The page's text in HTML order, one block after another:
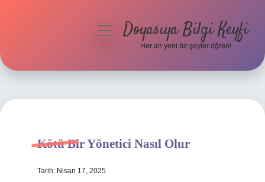
Hakkımızda
menüyüDoyasıya Bilgi Keyfi
Her an yeni bir şeyler öğren!
Kötü Bir Yönetici Nasıl Olur
Tarih: Nisan 17, 2025